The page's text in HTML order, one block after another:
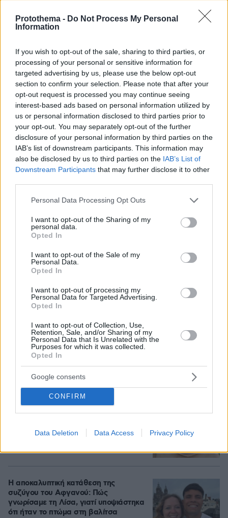
Protothema - Do Not Process My Personal
Information
If you wish to opt-out of the sale, sharing to third parties, or
processing of your personal or sensitive information for
targeted advertising by us, please use the below opt-out
section to confirm your selection. Please note that after your
opt-out request is processed you may continue seeing
interest-based ads based on personal information utilized by
us or personal information disclosed to third parties prior to
your opt-out. You may separately opt-out of the further
disclosure of your personal information by third parties on the
IAB’s list of downstream participants. This information may
also be disclosed by us to third parties on the IAB’s List of
Downstream Participants that may further disclose it to other
Please note that this website/app uses one or more Google
not limited to your visit or usage behaviour. You may click to
grant or deny consent to Google and its third-party tags to
use your data for below specified purposes in below Google
consent section.
Personal Data Processing Opt Outs
I want to opt-out of the Sharing of my
personal data.
Opted In
I want to opt-out of the Sale of my
Personal Data.
Opted In
I want to opt-out of processing my
Personal Data for Targeted Advertising.
Opted In
I want to opt-out of Collection, Use,
Retention, Sale, and/or Sharing of my
Personal Data that Is Unrelated with the
Purposes for which it was collected.
Opted In
Google consents
CONFIRM
Data Deletion Data Access Privacy Policy
Πώς έγινε η τραγωδία με την νεκρή μητέρα στα
Μάλια: Βούτηξε για να βοηθήσει τη φίλη της και
πνίγηκε, τα παιδιά φώναζαν για βοήθεια
06.08.2026, 21:23
Γιατί δεν έσωσα το κουτάβι: Ο
συμβίωση του μικρού σκυλιού με
αγέλη λύκων εξηγεί γιατί δεν
επενέβη, όταν το είδε άρρωστο
06.08.2026, 19:34
Νεαρή γυναίκα με ακατέργαστη
ομορφιά από την Αιθιοπία έγινε viral,
δείτε την εντυπωσιακή μεταμόρφωσή
Η αποκαλυπτική κατάθεση της
συζύγου του Αφγανού: Πώς
γνωρίσαμε τη Λίσα, γιατί υποψιάστηκα
ότι ήταν το πτώμα στη βαλίτσα